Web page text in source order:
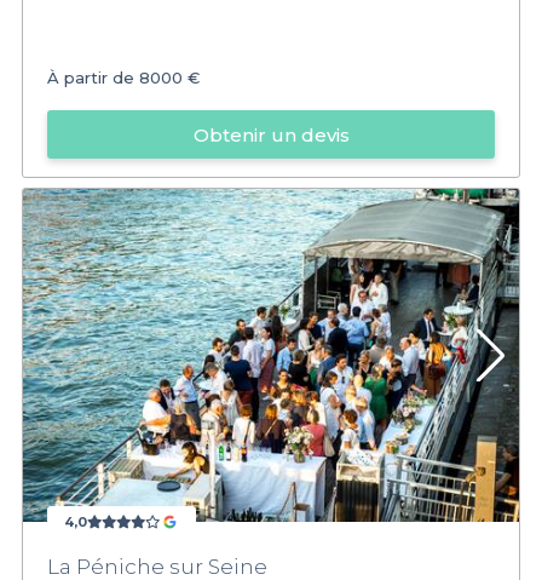
À partir de 8000 €
Obtenir un devis
4,0
La Péniche sur Seine